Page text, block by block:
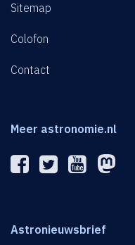
Sitemap
Colofon
Contact
Meer astronomie.nl
Astronieuwsbrief